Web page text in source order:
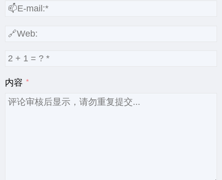
内容